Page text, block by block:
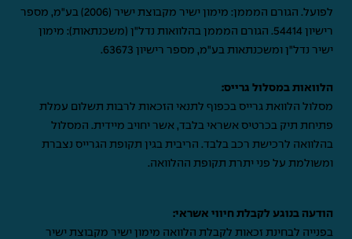
לפועל. הגורם המממן: מימון ישיר מקבוצת ישיר (2006) בע"מ, מספר
רישיון 54414. הגורם המממן בהלוואות נדל"ן (משכנתאות): מימון
ישיר נדל"ן ומשכנתאות בע"מ, מספר רישיון 63673.
הלוואות במסלול גרייס:
מסלול הלוואת גרייס בכפוף לתנאי הזכאות לרבות תשלום עמלת
פתיחת תיק בכרטיס אשראי בלבד, אשר יחויב מיידית. המסלול
בהלוואה לרכישת רכב בלבד. הריבית בגין תקופת הגרייס נצברת
ומשולמת על פני יתרת תקופת ההלוואה.
הודעה בנוגע לקבלת חיווי אשראי:
בפנייה לבחינת זכאות לקבלת הלוואה מימון ישיר מקבוצת ישיר